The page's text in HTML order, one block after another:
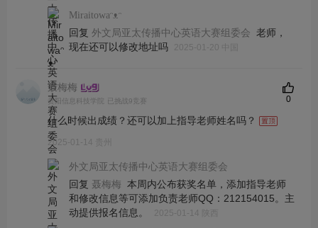
Miraitowaᵔᴥᵔ
回复 外文局亚太传播中心英语大赛组委会 老师，
现在还可以修改地址吗
2025-01-20 中国
聂梅梅
贵阳信息科技学院 已挑战9竞赛
什么时候出成绩？还可以加上指导老师姓名吗？
2025-01-14 贵州
0
外文局亚太传播中心英语大赛组委会
回复 聂梅梅 本周内公布获奖名单，添加指导老师
和修改信息等可添加负责老师QQ：212154015。主
动提供报名信息。
2025-01-14 陕西